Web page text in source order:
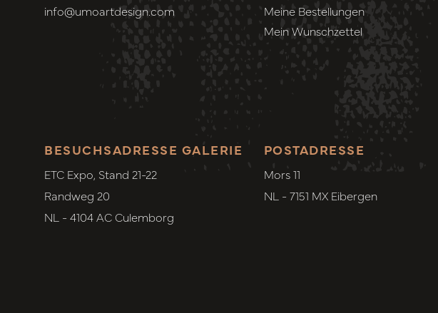
info@umoartdesign.com
Meine Bestellungen
Mein Wunschzettel
POSTADRESSE
Mors 11
NL - 7151 MX Eibergen
BESUCHSADRESSE GALERIE
ETC Expo, Stand 21-22
Randweg 20
NL - 4104 AC Culemborg